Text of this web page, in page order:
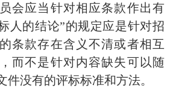
会应当针对相应条款作出有
人的结论”的规定应是针对招
条款存在含义不清或者相互
而不是针对内容缺失可以随
件没有的评标标准和方法。